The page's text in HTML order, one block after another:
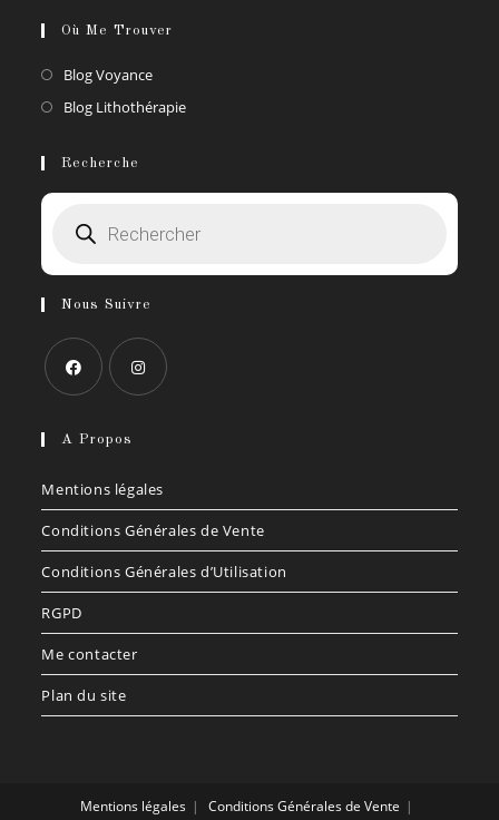
Où Me Trouver
Blog VoyanceS’ouvre
dans
Blog LithothérapieS’ouvre
nouvel
Recherche
produits
Nous Suivre
dans
nouvel
onglet
dans
nouvel
onglet
A Propos
Mentions légales
Conditions Générales de Vente
Conditions Générales d’Utilisation
RGPD
Me contacter
Plan du site
Mentions légales
Conditions Générales de Vente